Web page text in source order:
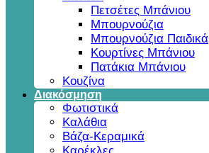
Πετσέτες Μπάνιου
Μπουρνούζια
Μπουρνούζια Παιδικά
Κουρτίνες Μπάνιου
Πατάκια Μπάνιου
Κουζίνα
Διακόσμηση
Φωτιστικά
Καλάθια
Βάζα-Κεραμικά